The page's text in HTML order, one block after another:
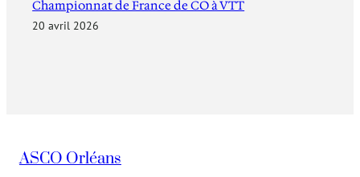
Championnat de France de CO à VTT
20 avril 2026
ASCO Orléans